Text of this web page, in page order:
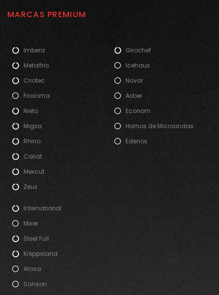
MARCAS PREMIUM
Imbera
Metalfrio
Criotec
Friocima
Nieto
Migsa
Rhino
Coriat
Mexcut
Zeus
Girochef
Icehaus
Noval
Asber
Econom
Hornos de Microondas
Edenox
International
Mixer
Steel Full
Kreppsland
Atosa
Sanson